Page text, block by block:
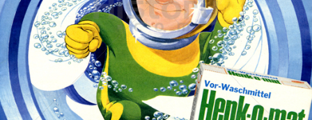
Henk-o-mat
Henkel Central Eastern Europe GmbH
1969